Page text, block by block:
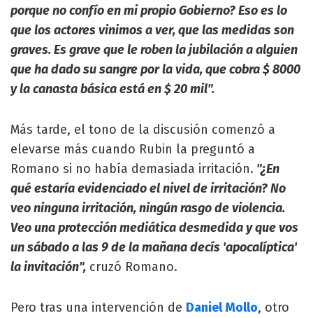
porque no confío en mi propio Gobierno? Eso es lo
que los actores vinimos a ver, que las medidas son
graves. Es grave que le roben la jubilación a alguien
que ha dado su sangre por la vida, que cobra $ 8000
y la canasta básica está en $ 20 mil".
Más tarde, el tono de la discusión comenzó a
elevarse más cuando Rubin la preguntó a
Romano si no había demasiada irritación. "¿En
qué estaría evidenciado el nivel de irritación? No
veo ninguna irritación, ningún rasgo de violencia.
Veo una protección mediática desmedida y que vos
un sábado a las 9 de la mañana decís 'apocalíptica'
la invitación", cruzó Romano.
Pero tras una intervención de Daniel Mollo, otro